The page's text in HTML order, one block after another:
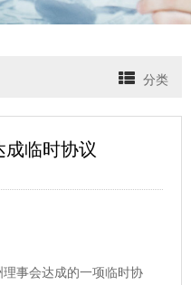
分类
临时协议
事会达成的一项临时协